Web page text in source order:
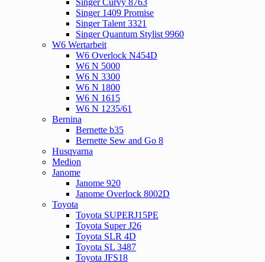
Singer 1409 Promise
Singer Talent 3321
Singer Quantum Stylist 9960
W6 Wertarbeit
W6 Overlock N454D
W6 N 5000
W6 N 3300
W6 N 1800
W6 N 1615
W6 N 1235/61
Bernina
Bernette b35
Bernette Sew and Go 8
Husqvarna
Medion
Janome
Janome 920
Janome Overlock 8002D
Toyota
Toyota SUPERJ15PE
Toyota Super J26
Toyota SLR 4D
Toyota SL 3487
Toyota JFS18